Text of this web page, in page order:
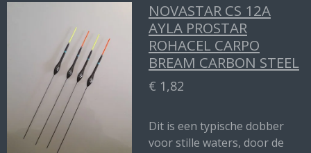
NOVASTAR CS 12A
AYLA PROSTAR
ROHACEL CARPO
BREAM CARBON STEEL
€ 1,82
Dit is een typische dobber
voor stille waters, door de